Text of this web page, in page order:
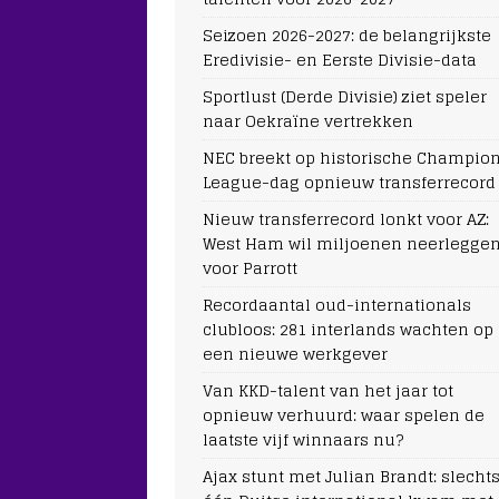
Seizoen 2026-2027: de belangrijkste
Eredivisie- en Eerste Divisie-data
Sportlust (Derde Divisie) ziet speler
naar Oekraïne vertrekken
NEC breekt op historische
League-dag opnieuw transferrecord
Nieuw transferrecord lonkt voor AZ:
West Ham wil miljoenen neerleggen
voor Parrott
Recordaantal oud-internationals
clubloos: 281 interlands wachten op
een nieuwe werkgever
Van KKD-talent van het jaar tot
opnieuw verhuurd: waar spelen de
laatste vijf winnaars nu?
Ajax stunt met Julian Brandt: slechts